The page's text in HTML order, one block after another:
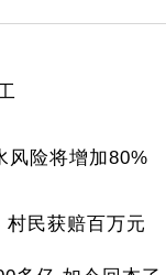
风险将增加80%
民获赔百万元